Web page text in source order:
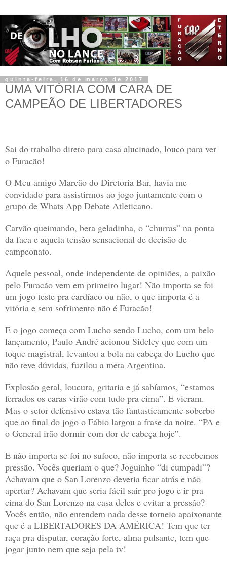
quinta-feira, 16 de março de 2017
UMA VITÓRIA COM CARA DE
CAMPEÃO DE LIBERTADORES
Sai do trabalho direto para casa alucinado, louco para ver
o Furacão!
O Meu amigo Marcão do Diretoria Bar, havia me
convidado para assistirmos ao jogo juntamente com o
grupo de Whats App Debate Atleticano.
Carvão queimando, bera geladinha, o “churras” na ponta
da faca e aquela tensão sensacional de decisão de
campeonato.
Aquele pessoal, onde independente de opiniões, a paixão
pelo Furacão vem em primeiro lugar! Não importa se foi
um jogo teste pra cardíaco ou não, o que importa é a
vitória e sem sofrimento não é Furacão!
E o jogo começa com Lucho sendo Lucho, com um belo
lançamento, Paulo André acionou Sidcley que com um
toque magistral, levantou a bola na cabeça do Lucho que
não teve dúvidas, fuzilou a meta Argentina.
Explosão geral, loucura, gritaria e já sabíamos, “estamos
ferrados os caras virão com tudo pra cima”. E vieram.
Mas o setor defensivo estava tão fantasticamente soberbo
que ao final do jogo o Fábio largou a frase da noite. “PA e
o General irão dormir com dor de cabeça hoje”.
E não importa se foi no sufoco, não importa se recebemos
pressão. Vocês queriam o que? Joguinho “di cumpadi”?
Achavam que o San Lorenzo deveria ficar atrás e não
apertar? Achavam que seria fácil sair pro jogo e ir pra
cima do San Lorenzo na casa deles e evitar a pressão?
Vocês então, não entendem nada desse torneio apaixonante
que é a LIBERTADORES DA AMÉRICA! Tem que ter
raça pra disputar, coração forte, alma pulsante, tem que
jogar junto nem que seja pela tv!